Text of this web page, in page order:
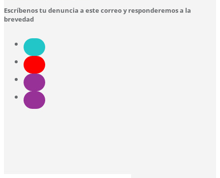
Escríbenos tu denuncia a este correo y responderemos a la
brevedad